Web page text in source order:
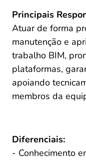
Principais
Atuar de forma
manutenção e
trabalho BIM,
plataformas,
apoiando
membros da
Diferenciais:
- Conhecimento